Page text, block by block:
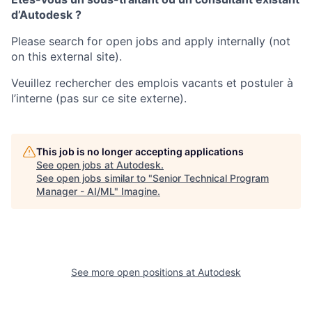
d’Autodesk ?
Please search for open jobs and apply internally (not
on this external site).
Veuillez rechercher des emplois vacants et postuler à
l’interne (pas sur ce site externe).
This job is no longer accepting applications
See open jobs at Autodesk.
See open jobs similar to "Senior Technical Program
Manager - AI/ML" Imagine.
See more open positions at Autodesk